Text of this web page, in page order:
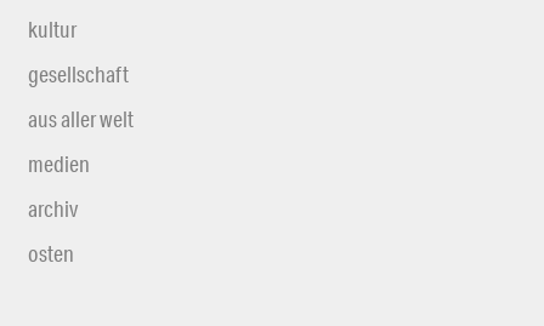
kultur
gesellschaft
aus aller welt
medien
archiv
osten